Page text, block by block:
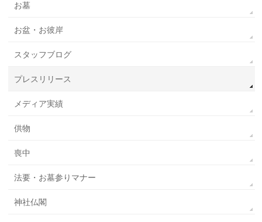
お墓
お盆・お彼岸
スタッフブログ
プレスリリース
メディア実績
供物
喪中
法要・お墓参りマナー
神社仏閣